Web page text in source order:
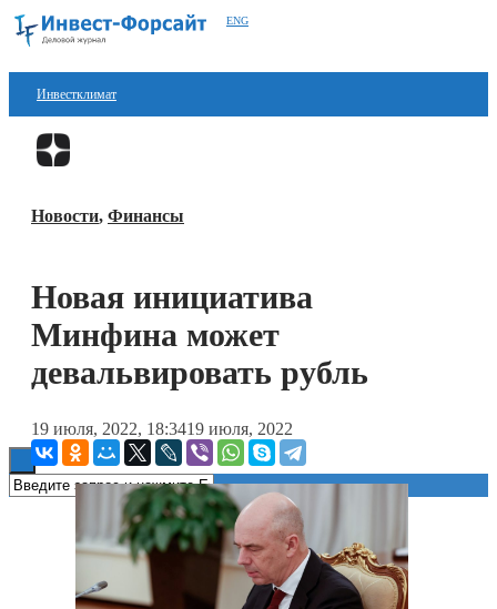
ENG
Инвестклимат
Финансы
Блокчейн
Новости, Финансы
Новая инициатива
Минфина может
девальвировать рубль
19 июля, 2022, 18:3419 июля, 2022